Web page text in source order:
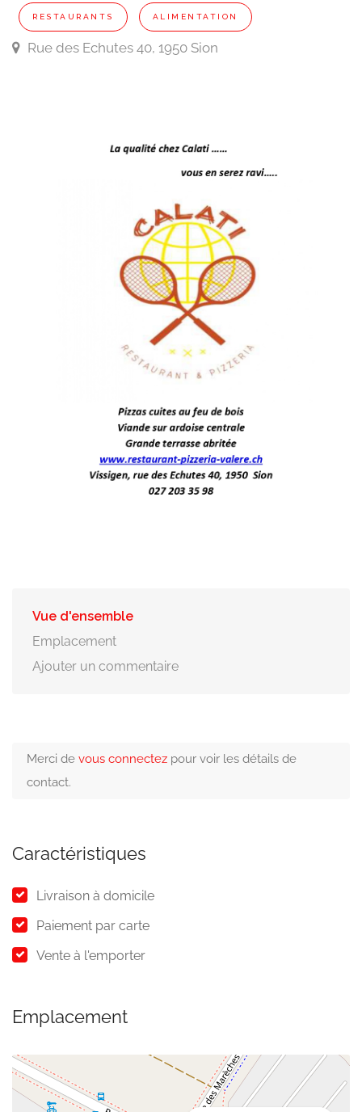
RESTAURANTS ALIMENTATION
Rue des Echutes 40, 1950 Sion
Vue d'ensemble
Emplacement
Ajouter un commentaire
Merci de vous connectez pour voir les détails de
contact.
Caractéristiques
Livraison à domicile
Paiement par carte
Vente à l'emporter
Emplacement